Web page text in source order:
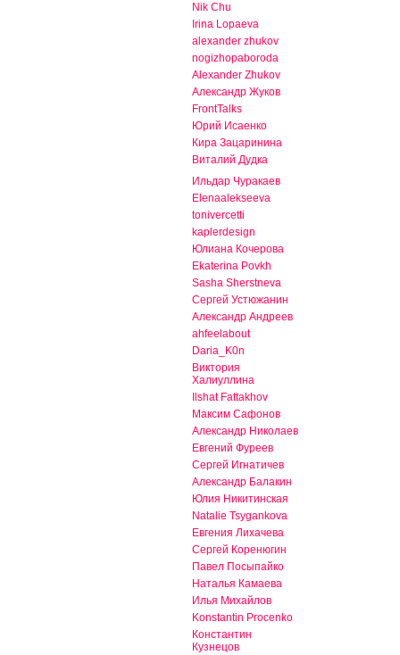
Nik Chu
Irina Lopaeva
alexander zhukov
nogizhopaboroda
Alexander Zhukov
Александр Жуков
FrontTalks
Юрий Исаенко
Кира Зацаринина
Виталий Дудка
Ильдар Чуракаев
Elenaalekseeva
tonivercetti
kaplerdesign
Юлиана Кочерова
Ekaterina Povkh
Sasha Sherstneva
Сергей Устюжанин
Александр Андреев
ahfeelabout
Daria_K0n
Виктория
Халиуллина
Ilshat Fattakhov
Максим Сафонов
Александр Николаев
Евгений Фуреев
Сергей Игнатичев
Александр Балакин
Юлия Никитинская
Natalie Tsygankova
Евгения Лихачева
Сергей Коренюгин
Павел Посыпайко
Наталья Камаева
Илья Михайлов
Konstantin Procenko
Константин
Кузнецов